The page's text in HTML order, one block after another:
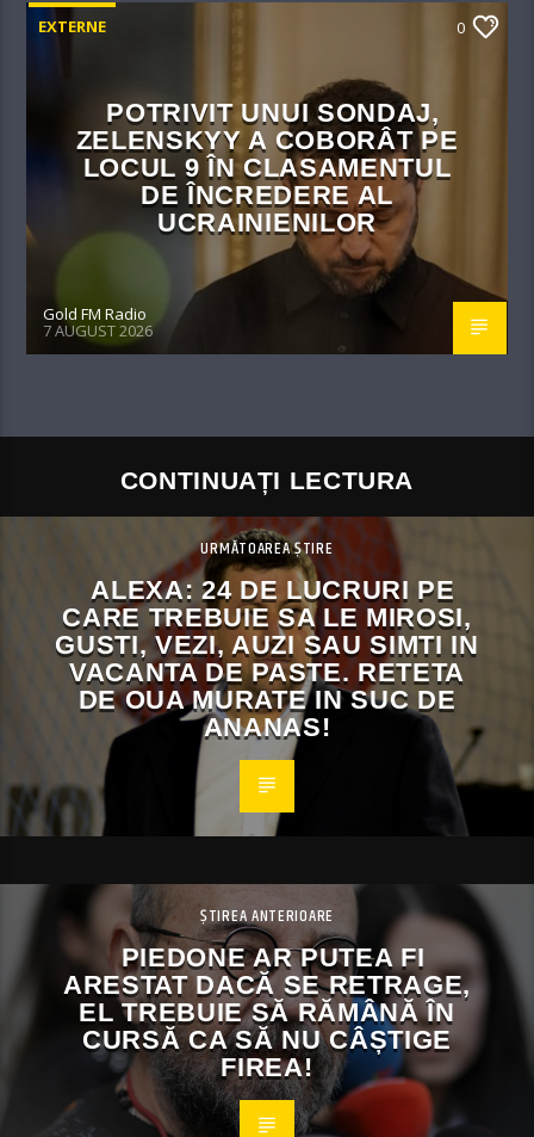
EXTERNE 0
POTRIVIT UNUI SONDAJ,
ZELENSKYY A COBORÂT PE
LOCUL 9 ÎN CLASAMENTUL
DE ÎNCREDERE AL
UCRAINIENILOR
Gold FM Radio
7 AUGUST 2026
CONTINUAȚI LECTURA
URMĂTOAREA ȘTIRE
ALEXA: 24 DE LUCRURI PE
CARE TREBUIE SA LE MIROSI,
GUSTI, VEZI, AUZI SAU SIMTI IN
VACANTA DE PASTE. RETETA
DE OUA MURATE IN SUC DE
ANANAS!
ȘTIREA ANTERIOARE
PIEDONE AR PUTEA FI
ARESTAT DACĂ SE RETRAGE,
EL TREBUIE SĂ RĂMÂNĂ ÎN
CURSĂ CA SĂ NU CÂȘTIGE
FIREA!